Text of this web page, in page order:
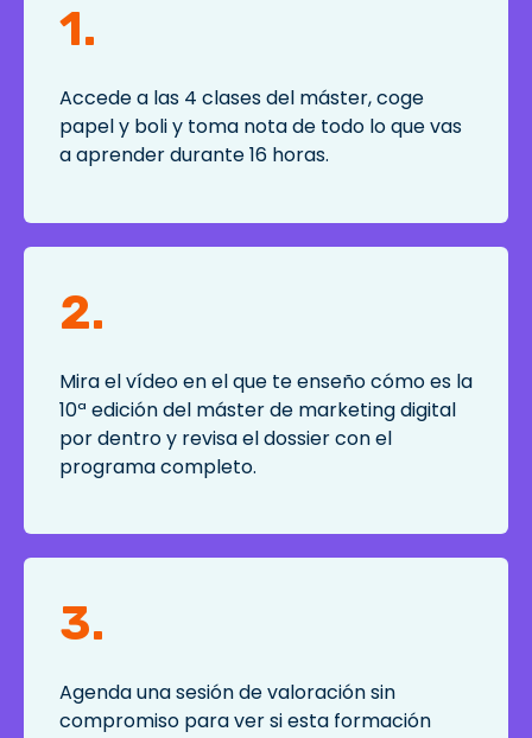
1.
Accede a las 4 clases del máster, coge
papel y boli y toma nota de todo lo que vas
a aprender durante 16 horas.
2.
Mira el vídeo en el que te enseño cómo es la
10ª edición del máster de marketing digital
por dentro y revisa el dossier con el
programa completo.
3.
Agenda una sesión de valoración sin
compromiso para ver si esta formación